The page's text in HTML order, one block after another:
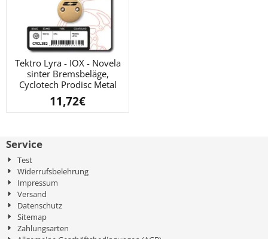
Tektro Lyra - IOX - Novela
sinter Bremsbeläge,
Cyclotech Prodisc Metal
11,72€
Service
Test
Widerrufsbelehrung
Impressum
Versand
Datenschutz
Sitemap
Zahlungsarten